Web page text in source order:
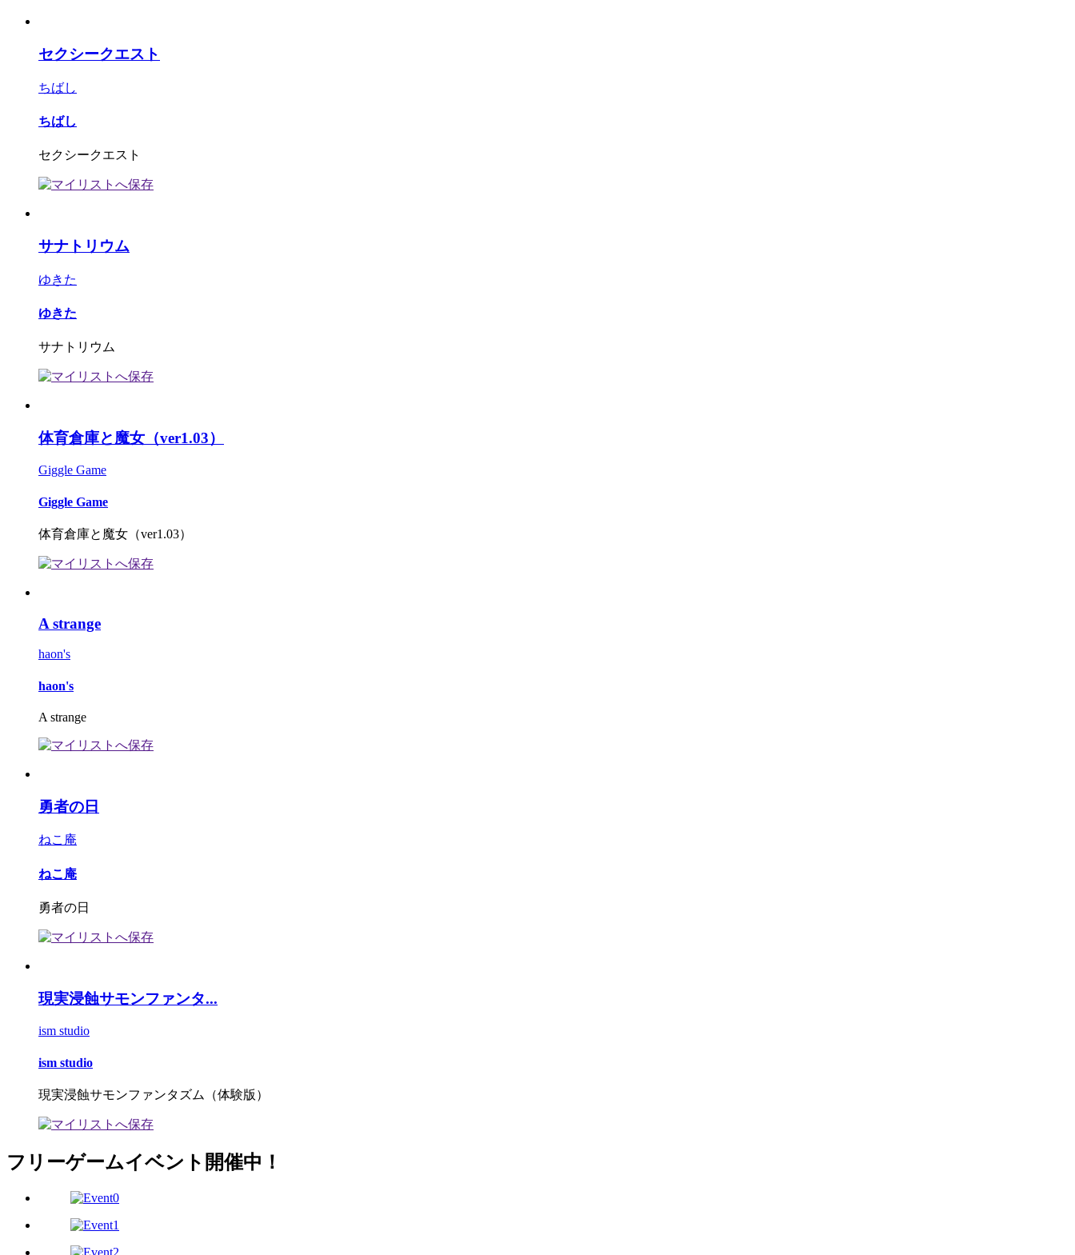
セクシークエスト
ちばし
ちばし
セクシークエスト
サナトリウム
ゆきた
ゆきた
サナトリウム
体育倉庫と魔女（ver1.03）
Giggle Game
Giggle Game
体育倉庫と魔女（ver1.03）
A strange
haon's
haon's
A strange
勇者の日
ねこ庵
ねこ庵
勇者の日
現実浸蝕サモンファンタ...
ism studio
ism studio
現実浸蝕サモンファンタズム（体験版）
フリーゲームイベント開催中！